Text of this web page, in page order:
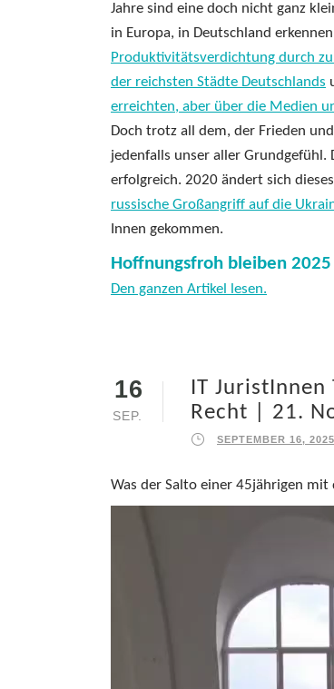
Jahre sind eine doch nicht ganz
in Europa, in Deutschland
Produktivitätsverdichtung durch
der reichsten Städte Deutschlands
erreichten, aber über die Medien
Doch trotz all dem, der Frieden
jedenfalls unser aller
erfolgreich. 2020 ändert sich
russische Großangriff auf die
Innen gekommen.
Hoffnungsfroh bleiben
Den ganzen Artikel lesen.
16
SEP.
IT JuristInnen
Recht | 21.
SEPTEMBER 16, 2025
Was der Salto einer 45jährigen mit